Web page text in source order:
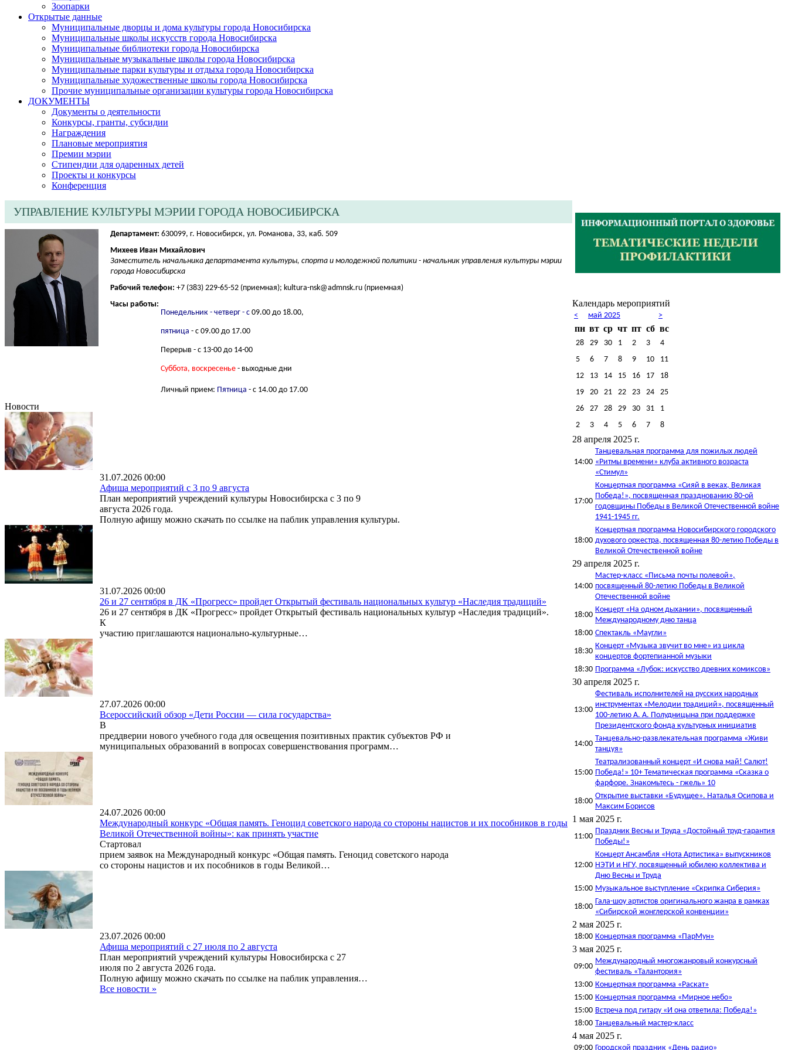
Зоопарки
Открытые данные
Муниципальные дворцы и дома культуры города Новосибирска
Муниципальные школы искусств города Новосибирска
Муниципальные библиотеки города Новосибирска
Муниципальные музыкальные школы города Новосибирска
Муниципальные парки культуры и отдыха города Новосибирска
Муниципальные художественные школы города Новосибирска
Прочие муниципальные организации культуры города Новосибирска
ДОКУМЕНТЫ
Документы о деятельности
Конкурсы, гранты, субсидии
Награждения
Плановые мероприятия
Премии мэрии
Стипендии для одаренных детей
Проекты и конкурсы
Конференция
УПРАВЛЕНИЕ КУЛЬТУРЫ МЭРИИ ГОРОДА НОВОСИБИРСКА
Департамент: 630099, г. Новосибирск, ул. Романова, 33, каб. 509
Михеев Иван Михайлович
Заместитель начальника департамента культуры, спорта и молодежной политики - начальник управления культуры мэрии
города Новосибирска
Рабочий телефон: +7 (383) 229-65-52 (приемная); kultura-nsk@admnsk.ru (приемная)
Часы работы:
Понедельник - четверг - с 09.00 до 18.00,​
пятница - с 09.00 до 17.00
Перерыв - с 13-00 до 14-00
Суббота, воскресенье - выходные дни
Личный прием: Пятница - с 14.00 до 17.00
Новости
31.07.2026 00:00
Афиша мероприятий с 3 по 9 августа
План мероприятий учреждений культуры Новосибирска с 3 по 9
августа 2026 года.
Полную афишу можно скачать по ссылке на паблик управления культуры.
31.07.2026 00:00
26 и 27 сентября в ДК «Прогресс» пройдет Открытый фестиваль национальных культур «Наследия традиций»
26 и 27 сентября в ДК «Прогресс» пройдет Открытый фестиваль национальных культур «Наследия традиций».​
К
участию приглашаются национально-культурные…
27.07.2026 00:00
Всероссийский обзор «Дети России — сила государства»
В
преддверии нового учебного года для освещения позитивных практик субъектов РФ и
муниципальных образований в вопросах совершенствования программ…
24.07.2026 00:00
Международный конкурс «Общая память. Геноцид советского народа со стороны нацистов и их пособников в годы
Великой Отечественной войны»: как принять участие
Стартовал
прием заявок на Международный конкурс «Общая память. Геноцид советского народа
со стороны нацистов и их пособников в годы Великой…
23.07.2026 00:00
Афиша мероприятий с 27 июля по 2 августа
План мероприятий учреждений культуры Новосибирска с 27
июля по 2 августа 2026 года.
Полную афишу можно скачать по ссылке на паблик управления…
Все новости »
Календарь мероприятий
< май 2025 >
пн вт ср чт пт сб вс
28 29 30 1 2 3
4
5
6 7 8 9 10
11
12
13 14 15 16 17
18
19
20 21 22 23 24
25
26
27 28 29 30 31
1
2
3 4 5 6 7 8
28 апреля 2025 г.
14:00
Танцевальная программа для пожилых людей
«Ритмы времени» клуба активного возраста
«Стимул»
17:00
Концертная программа «Сияй в веках, Великая
Победа!», посвященная празднованию 80-ой
годовщины Победы в Великой Отечественной войне
1941-1945 гг.
18:00
Концертная программа Новосибирского городского
духового оркестра, посвященная 80-летию Победы в
Великой Отечественной войне
29 апреля 2025 г.
14:00
Мастер-класс «Письма почты полевой»,
посвященный 80-летию Победы в Великой
Отечественной войне
18:00
Концерт «На одном дыхании», посвященный
Международному дню танца
18:00 Спектакль «Маугли»
18:30
Концерт «Музыка звучит во мне» из цикла
концертов фортепианной музыки
18:30 Программа «Лубок: искусство древних комиксов»
30 апреля 2025 г.
13:00
Фестиваль исполнителей на русских народных
инструментах «Мелодии традиций», посвященный
100-летию А. А. Полудницына при поддержке
Президентского фонда культурных инициатив
14:00
Танцевально-развлекательная программа «Живи
танцуя»
15:00
Театрализованный концерт «И снова май! Салют!
Победа!» 10+ Тематическая программа «Сказка о
фарфоре. Знакомьтесь - гжель» 10
18:00
Открытие выставки «Будущее». Наталья Осипова и
Максим Борисов
1 мая 2025 г.
11:00
Праздник Весны и Труда «Достойный труд-гарантия
Победы!»
12:00
Концерт Ансамбля «Нота Артистика» выпускников
НЭТИ и НГУ, посвященный юбилею коллектива и
Дню Весны и Труда
15:00 Музыкальное выступление «Скрипка Сиберия»
18:00
Гала-шоу артистов оригинального жанра в рамках
«Сибирской жонглерской конвенции»
2 мая 2025 г.
18:00 Концертная программа «ПарМун»
3 мая 2025 г.
09:00
Международный многожанровый конкурсный
фестиваль «Талантория»
13:00 Концертная программа «Раскат»
15:00 Концертная программа «Мирное небо»
15:00 Встреча под гитару «И она ответила: Победа!»
18:00 Танцевальный мастер-класс
4 мая 2025 г.
09:00 Городской праздник «День радио»